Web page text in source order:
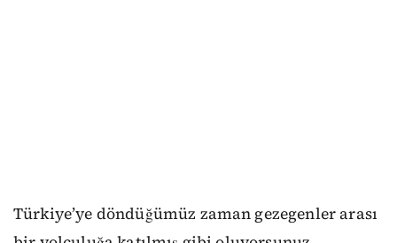
Türkiye’ye döndüğümüz zaman gezegenler arası